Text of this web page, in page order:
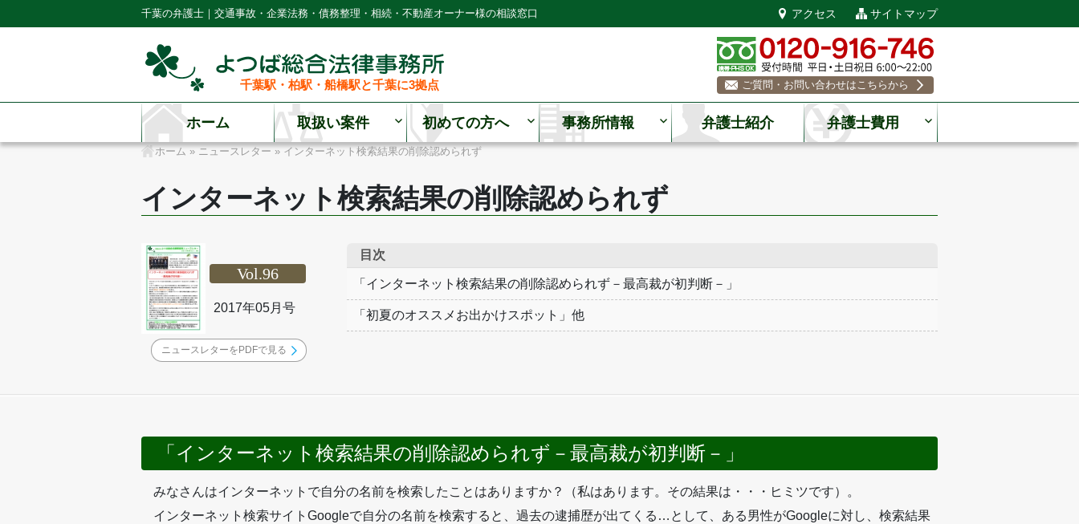
千葉の弁護士｜交通事故・企業法務・債務整理・相続・不動産オーナー様の相談窓口 アクセス サイトマップ
千葉駅・柏駅・船橋駅と千葉に3拠点 ご質問・お問い合わせはこちらから
ホーム 取扱い案件 初めての方へ 事務所情報 弁護士紹介 弁護士費用
ホーム » ニュースレター » インターネット検索結果の削除認められず
インターネット検索結果の削除認められず
Vol.96
2017年05月号
ニュースレターをPDFで見る
目次
「インターネット検索結果の削除認められず－最高裁が初判断－」
「初夏のオススメお出かけスポット」他
「インターネット検索結果の削除認められず－最高裁が初判断－」
みなさんはインターネットで自分の名前を検索したことはありますか？（私はあります。その結果は・・・ヒミツです）。
インターネット検索サイトGoogleで自分の名前を検索すると、過去の逮捕歴が出てくる…として、ある男性がGoogleに対し、検索結果